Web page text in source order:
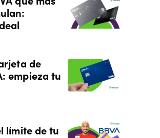
de
empieza tu
límite de tu